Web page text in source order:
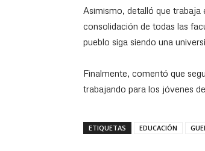
Asimismo, detalló que
consolidación de todas las
pueblo siga siendo una
Finalmente, comentó que
trabajando para los jóvenes
ETIQUETAS EDUCACIÓN